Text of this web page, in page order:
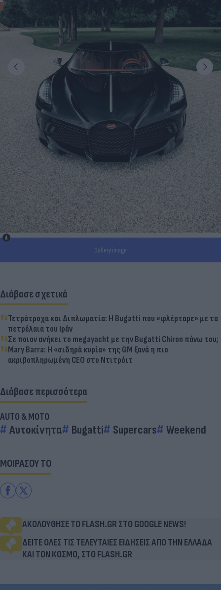
Gallery image
Διάβασε σχετικά
Τετράτροχα και Διπλωματία: Η Bugatti που «φλέρταρε» με τα
πετρέλαια του Ιράν
Σε ποιον ανήκει το megayacht με την Bugatti Chiron πάνω του;
Mary Barra: Η «σιδηρά κυρία» της GM ξανά η πιο
ακριβοπληρωμένη CEO στο Ντιτρόιτ
Διάβασε περισσότερα
AUTO & MOTO
Αυτοκίνητα Bugatti Supercars Weekend
ΜΟΙΡΑΣΟΥ ΤΟ
ΑΚΟΛΟΥΘΗΣΕ ΤΟ FLASH.GR ΣΤΟ GOOGLE NEWS!
ΔΕΙΤΕ ΟΛΕΣ ΤΙΣ ΤΕΛΕΥΤΑΙΕΣ ΕΙΔΗΣΕΙΣ ΑΠΟ ΤΗΝ ΕΛΛΑΔΑ
ΚΑΙ ΤΟΝ ΚΟΣΜΟ, ΣΤΟ FLASH.GR